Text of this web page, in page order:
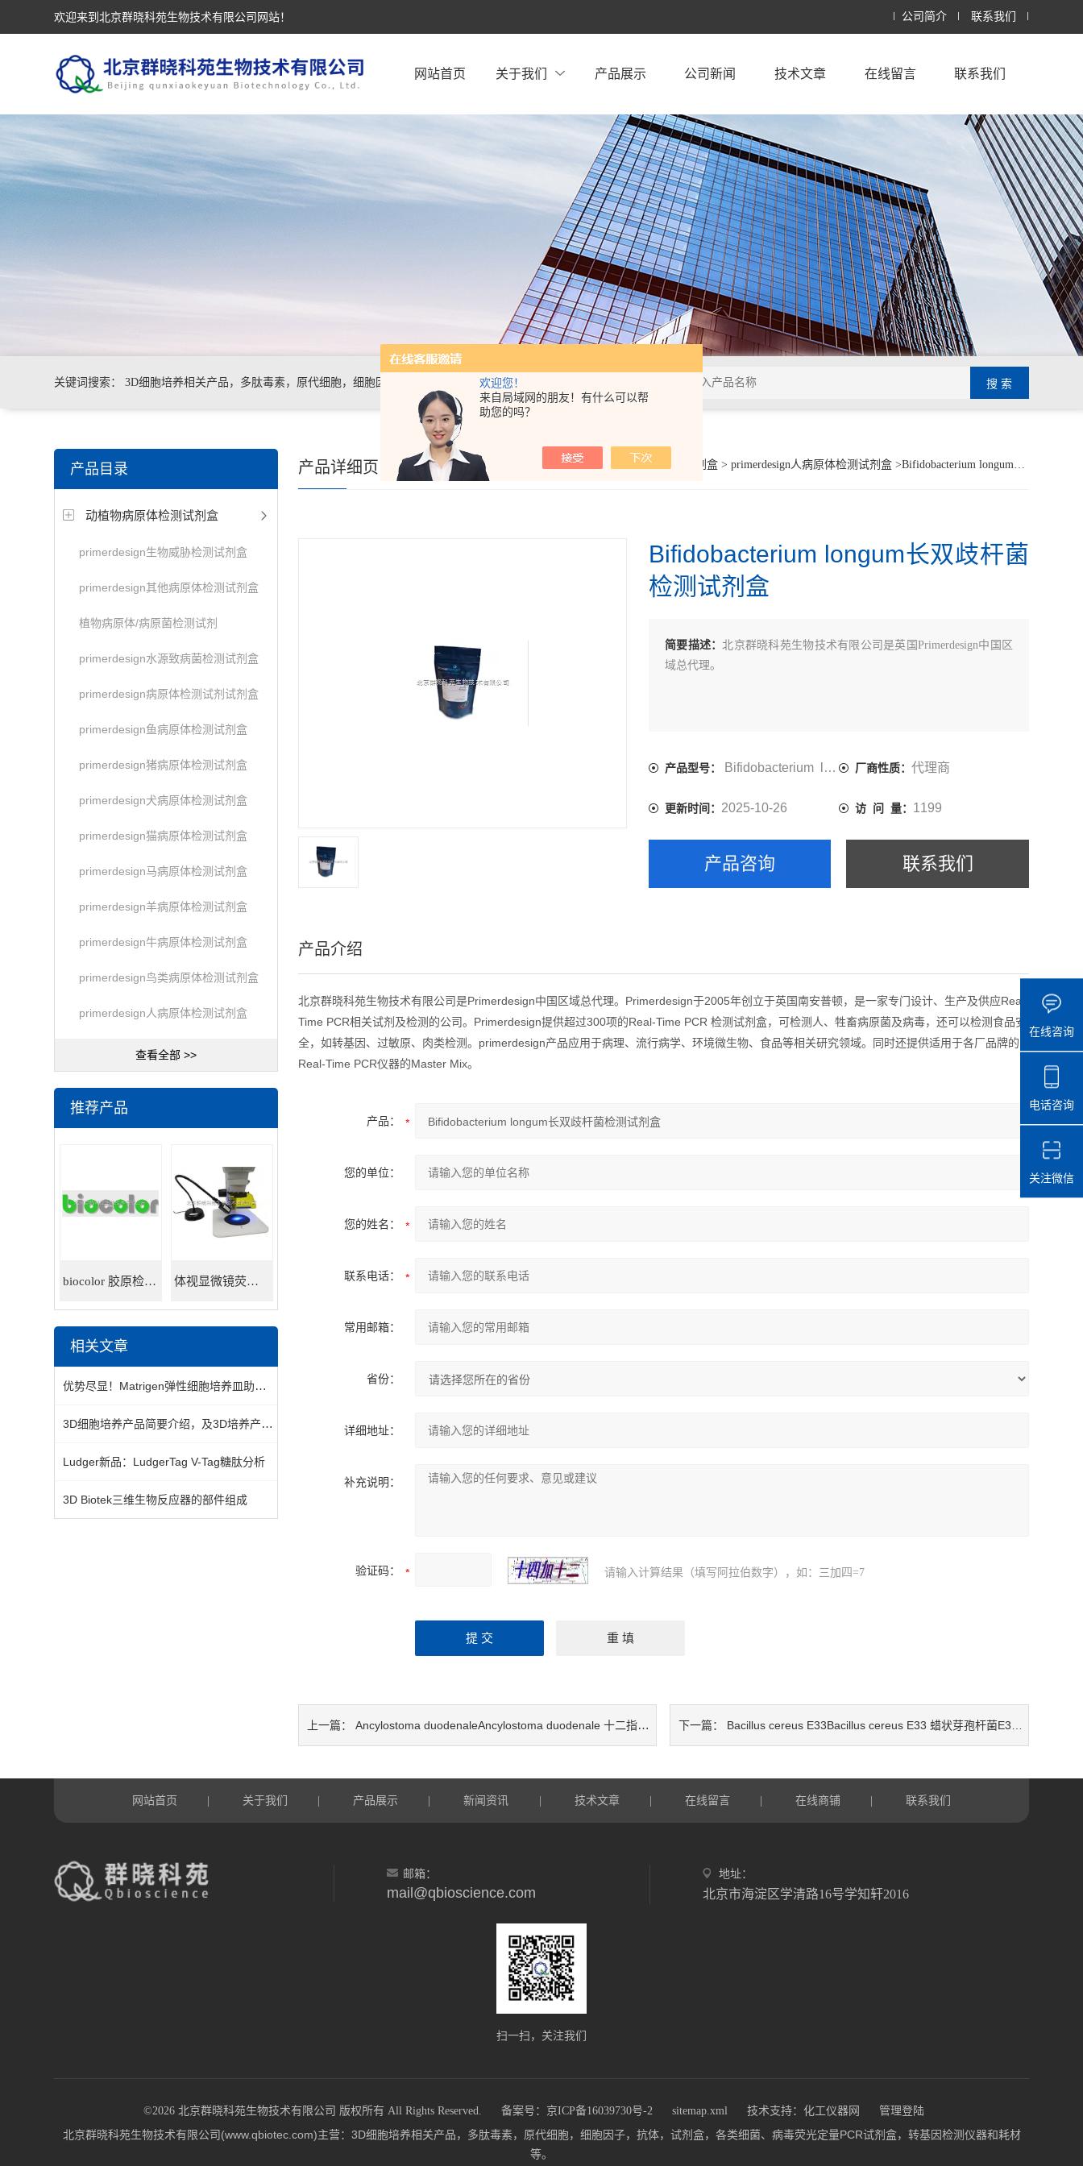
欢迎您！
来自局域网的朋友！有什么可以帮
助您的吗？
欢迎来到北京群晓科苑生物技术有限公司网站！ 公司简介 联系我们
网站首页 关于我们 产品展示 公司新闻 技术文章 在线留言 联系我们
关键词搜索： 3D细胞培养相关产品，多肽毒素，原代细胞，细胞因子，抗体，试剂盒，各类细
产品目录
动植物病原体检测试剂盒
primerdesign生物威胁检测试剂盒
primerdesign其他病原体检测试剂盒
植物病原体/病原菌检测试剂
primerdesign水源致病菌检测试剂盒
primerdesign病原体检测试剂试剂盒
primerdesign鱼病原体检测试剂盒
primerdesign猪病原体检测试剂盒
primerdesign犬病原体检测试剂盒
primerdesign猫病原体检测试剂盒
primerdesign马病原体检测试剂盒
primerdesign羊病原体检测试剂盒
primerdesign牛病原体检测试剂盒
primerdesign鸟类病原体检测试剂盒
primerdesign人病原体检测试剂盒
查看全部 >>
推荐产品
biocolor 胶原检测试剂盒 体视显微镜荧光适配器
相关文章
优势尽显！Matrigen弹性细胞培养皿助力高效细胞培养
3D细胞培养产品简要介绍，及3D培养产品的分类
Ludger新品：LudgerTag V-Tag糖肽分析
3D Biotek三维生物反应器的部件组成
你的位置： 产品展示> 动植物病原体检测试剂盒 >primerdesign人病原体检测试剂盒 >Bifidobacterium longum长双歧杆菌检测试剂盒
产品详细页
Bifidobacterium longum长双歧杆菌
检测试剂盒
简要描述：北京群晓科苑生物技术有限公司是英国Primerdesign中国区
域总代理。
产品型号： Bifidobacterium longum 厂商性质： 代理商
更新时间： 2025-10-26 访 问 量： 1199
产品咨询 联系我们
产品介绍
北京群晓科苑生物技术有限公司是Primerdesign中国区域总代理。Primerdesign于2005年创立于英国南安普顿，是一家专门设计、生产及供应Real-
Time PCR相关试剂及检测的公司。Primerdesign提供超过300项的Real-Time PCR 检测试剂盒，可检测人、牲畜病原菌及病毒，还可以检测食品安
全，如转基因、过敏原、肉类检测。primerdesign产品应用于病理、流行病学、环境微生物、食品等相关研究领域。同时还提供适用于各厂品牌的
Real-Time PCR仪器的Master Mix。
产品：
您的单位：
您的姓名：
联系电话：
常用邮箱：
省份：
详细地址：
补充说明：
验证码： 请输入计算结果（填写阿拉伯数字），如：三加四=7
上一篇： Ancylostoma duodenaleAncylostoma duodenale 十二指肠钩口线虫检测试剂盒 下一篇： Bacillus cereus E33Bacillus cereus E33 蜡状芽孢杆菌E33 检测试剂盒
网站首页 关于我们 产品展示 新闻资讯 技术文章 在线留言 在线商铺 联系我们
邮箱：
mail@qbioscience.com
地址：
北京市海淀区学清路16号学知轩2016
扫一扫，关注我们
©2026 北京群晓科苑生物技术有限公司 版权所有 All Rights Reserved. 备案号：京ICP备16039730号-2 sitemap.xml 技术支持： 化工仪器网 管理登陆
北京群晓科苑生物技术有限公司(www.qbiotec.com)主营：3D细胞培养相关产品，多肽毒素，原代细胞，细胞因子，抗体，试剂盒，各类细菌、病毒荧光定量PCR试剂盒，转基因检测仪器和耗材
等。
在线咨询
电话咨询
关注微信